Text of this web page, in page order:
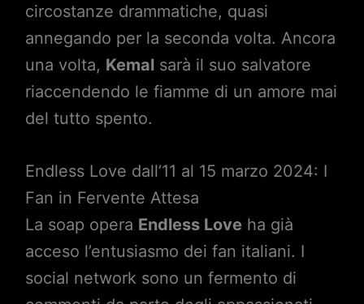
circostanze drammatiche, quasi
annegando per la seconda volta. Ancora
una volta, Kemalsarà il suo salvatore
riaccendendo le fiamme di un amore mai
del tutto spento.
Endless Love dall’11 al 15 marzo 2024: I
Fan in Fervente Attesa
La soap opera Endless Love ha già
acceso l’entusiasmo dei fan italiani. I
social network sono un fermento di